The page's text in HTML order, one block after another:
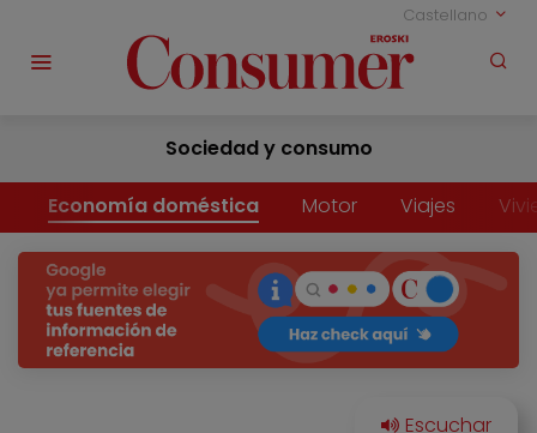
Castellano
Sociedad y consumo
Economía doméstica Motor Viajes